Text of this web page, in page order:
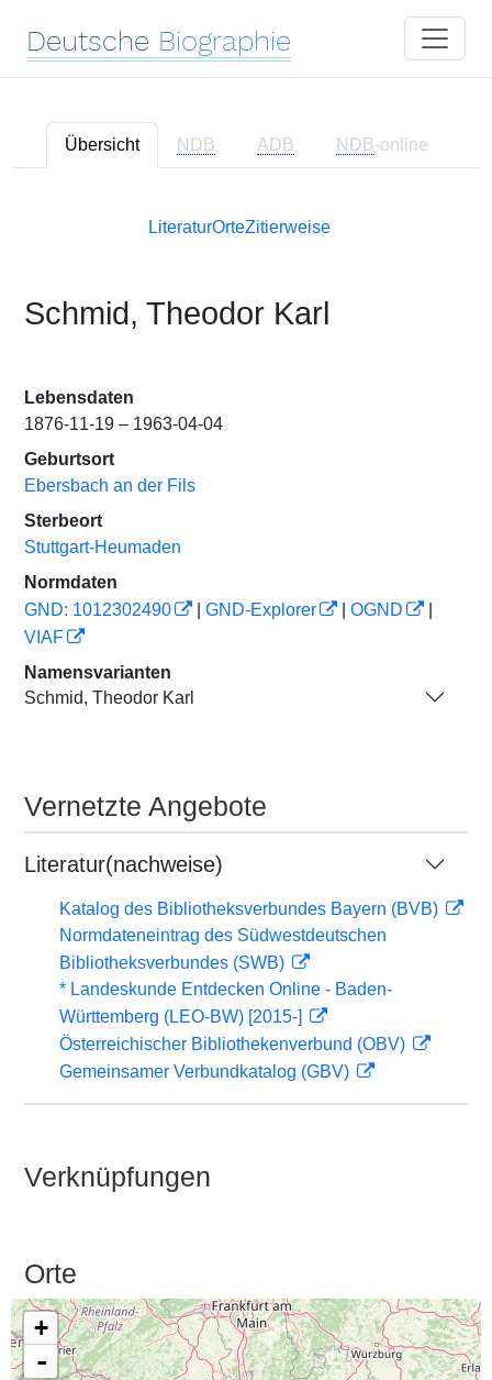
Deutsche Biographie
Übersicht NDB ADB NDB-online
LiteraturOrteZitierweise
Schmid, Theodor Karl
Lebensdaten
1876-11-19 – 1963-04-04
Geburtsort
Ebersbach an der Fils
Sterbeort
Stuttgart-Heumaden
Normdaten
GND: 1012302490
GND-Explorer OGND
VIAF
Namensvarianten
Schmid, Theodor Karl
Vernetzte Angebote
Literatur(nachweise)
Katalog des Bibliotheksverbundes Bayern (BVB)
Normdateneintrag des Südwestdeutschen
Bibliotheksverbundes (SWB)
* Landeskunde Entdecken Online - Baden-
Württemberg (LEO-BW) [2015-]
Österreichischer Bibliothekenverbund (OBV)
Gemeinsamer Verbundkatalog (GBV)
Verknüpfungen
Orte
+
-